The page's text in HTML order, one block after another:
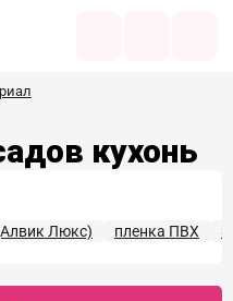
кухонь
Люкс) пленка ПВХ